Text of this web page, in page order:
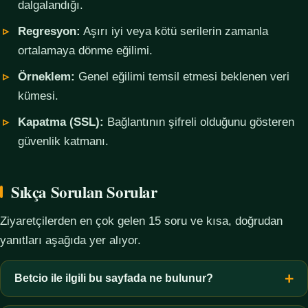
dalgalandığı.
Regresyon: Aşırı iyi veya kötü serilerin zamanla
ortalamaya dönme eğilimi.
Örneklem: Genel eğilimi temsil etmesi beklenen veri
kümesi.
Kapatma (SSL): Bağlantının şifreli olduğunu gösteren
güvenlik katmanı.
Sıkça Sorulan Sorular
Ziyaretçilerden en çok gelen 15 soru ve kısa, doğrudan
yanıtları aşağıda yer alıyor.
Betcio ile ilgili bu sayfada ne bulunur?
Bu sayfada yalnızca kavramsal bilgi, terim açıklamaları, veri